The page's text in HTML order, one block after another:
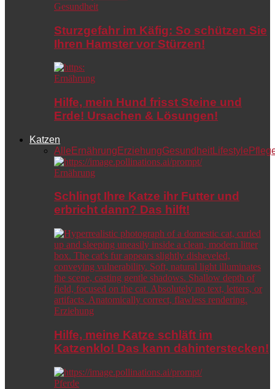
Gesundheit
Sturzgefahr im Käfig: So schützen Sie
Ihren Hamster vor Stürzen!
Ernährung
Hilfe, mein Hund frisst Steine und
Erde! Ursachen & Lösungen!
Katzen
Alle Ernährung ErziehungGesundheitLifestyle
Ernährung
Schlingt Ihre Katze ihr Futter und
erbricht dann? Das hilft!
Erziehung
Hilfe, meine Katze schläft im
Katzenklo! Das kann dahinterstecken!
Pferde